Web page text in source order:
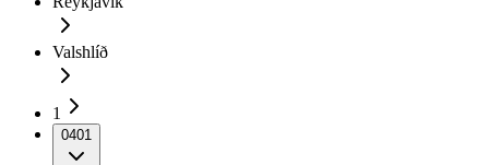
Valshlíð
1
0401